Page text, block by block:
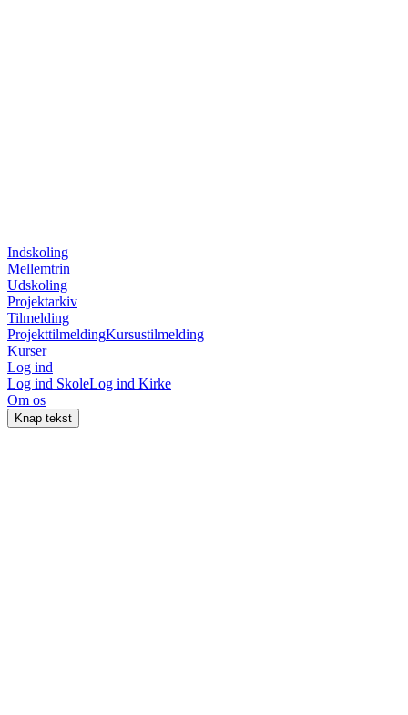
Indskoling
Mellemtrin
Udskoling
Projektarkiv
Tilmelding
ProjekttilmeldingKursustilmelding
Kurser
Log ind
Log ind SkoleLog ind Kirke
Om os
Knap tekst